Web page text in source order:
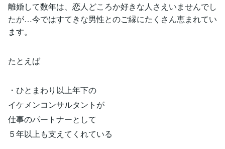
離婚して数年は、恋人どころか好きな人さえいませんでし
たが…今ではすてきな男性とのご縁にたくさん恵まれてい
ます。
たとえば
・ひとまわり以上年下の
イケメンコンサルタントが
仕事のパートナーとして
５年以上も支えてくれている